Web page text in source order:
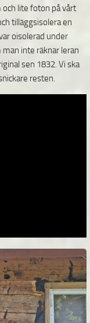
lite foton på vårt
tilläggsisolera en
oisolerad under
inte räknar leran
sen 1832. Vi ska
resten.